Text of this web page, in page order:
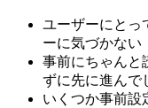
ユーザーにとっ
ーに気づかない
事前にちゃんと
ずに先に進んで
いくつか事前設